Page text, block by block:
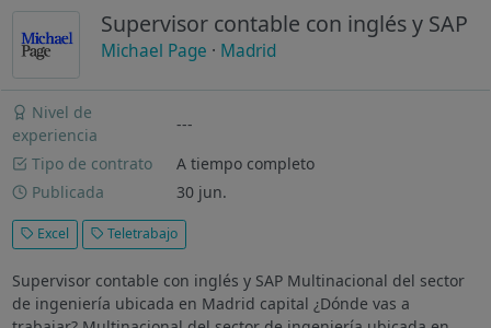
Supervisor contable con inglés y SAP
Michael Page · Madrid
Nivel de
experiencia
---
Tipo de contrato
A tiempo completo
Publicada
30 jun.
Excel Teletrabajo
Supervisor contable con inglés y SAP Multinacional del sector
de ingeniería ubicada en Madrid capital ¿Dónde vas a